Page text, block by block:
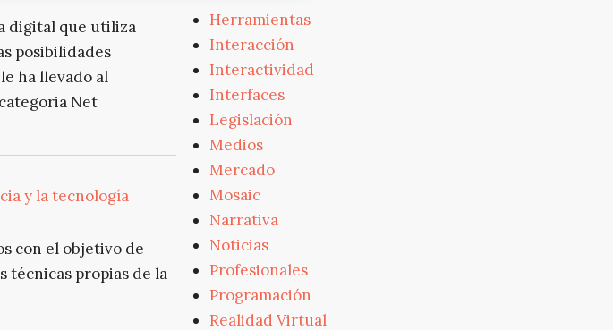
digital que utiliza
posibilidades
ha llevado al
Net
y la tecnología
con el objetivo de
técnicas propias de la
Herramientas
Interacción
Interactividad
Interfaces
Legislación
Medios
Mercado
Mosaic
Narrativa
Noticias
Profesionales
Programación
Realidad Virtual